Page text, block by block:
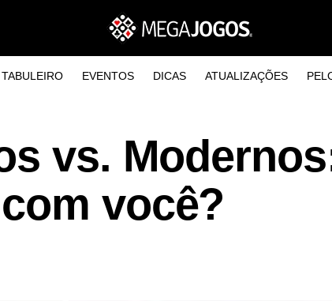
EVENTOS DICAS ATUALIZAÇÕES
vs.
você?